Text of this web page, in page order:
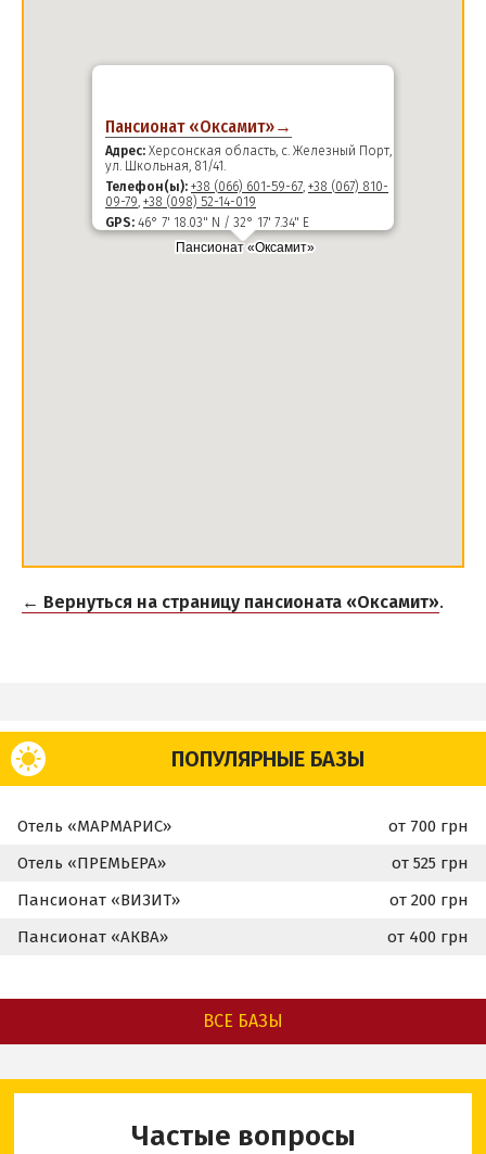
Пансионат «Оксамит»→
Адрес: Херсонская область, с. Железный Порт,
ул. Школьная, 81/41.
Телефон(ы): +38 (066) 601-59-67, +38 (067) 810-
09-79, +38 (098) 52-14-019
GPS: 46° 7' 18.03" N / 32° 17' 7.34" E
← Вернуться на страницу пансионата «Оксамит».
ПОПУЛЯРНЫЕ БАЗЫ
Отель «МАРМАРИС»
от 700 грн
Отель «ПРЕМЬЕРА»
от 525 грн
Пансионат «ВИЗИТ»
от 200 грн
Пансионат «АКВА»
от 400 грн
ВСЕ БАЗЫ
Частые вопросы